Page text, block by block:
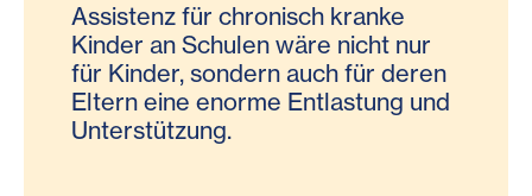
Assistenz für chronisch kranke
Kinder an Schulen wäre nicht nur
für Kinder, sondern auch für deren
Eltern eine enorme Entlastung und
Unterstützung.